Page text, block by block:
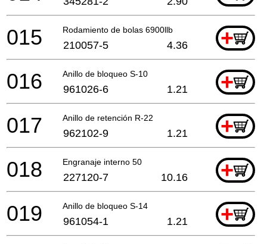
Rodamiento de bolas 6900llb +
015 210057-5 4.36
Anillo de bloqueo S-10 +
016 961026-6 1.21
Anillo de retención R-22 +
017 962102-9 1.21
Engranaje interno 50 +
018 227120-7 10.16
Anillo de bloqueo S-14 +
019 961054-1 1.21